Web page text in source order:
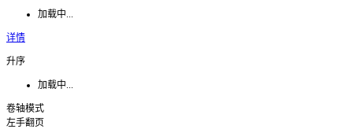
加载中...
详情
升序
加载中...
卷轴模式
左手翻页